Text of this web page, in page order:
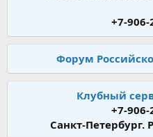
+7-906-
Форум
Клубный
+7-906-
Санкт-Петербург.